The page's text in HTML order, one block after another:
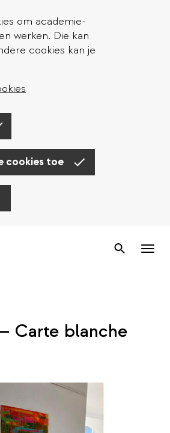
om academie-
werken. Die kan
cookies kan je
cookies toe
Zoek
Carte blanche